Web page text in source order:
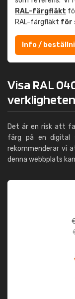
RAL-färgfläkt
RAL-färgfläkt för
Info /
Visa RAL
verkligheten
Det är en risk att
färg på en digital
rekommenderar vi
denna webbplats